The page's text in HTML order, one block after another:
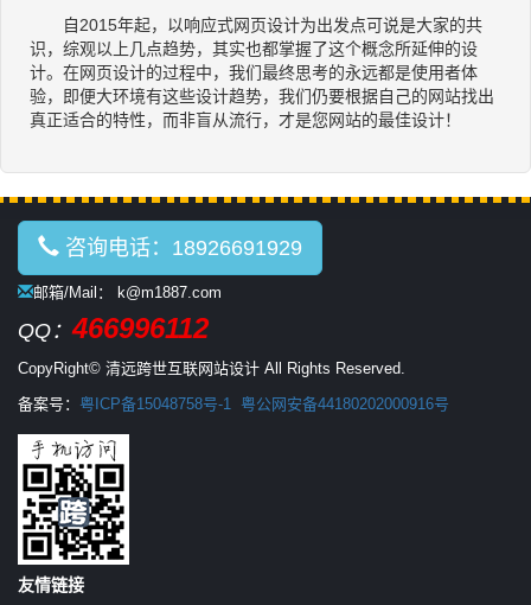
自2015年起，以响应式网页设计为出发点可说是大家的共
识，综观以上几点趋势，其实也都掌握了这个概念所延伸的设
计。在网页设计的过程中，我们最终思考的永远都是使用者体
验，即便大环境有这些设计趋势，我们仍要根据自己的网站找出
真正适合的特性，而非盲从流行，才是您网站的最佳设计！
咨询电话：18926691929
邮箱/Mail： k@m1887.com
QQ：466996112
CopyRight© 清远跨世互联网站设计 All Rights Reserved.
备案号： 粤ICP备15048758号-1 粤公网安备44180202000916号
友情链接